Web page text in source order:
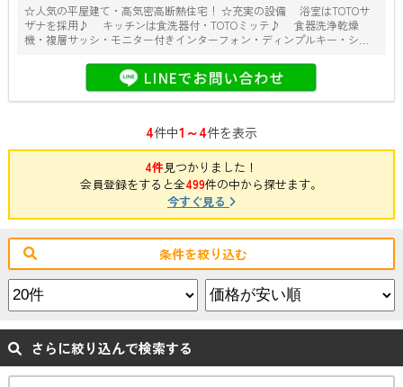
☆人気の平屋建て・高気密高断熱住宅！ ☆充実の設備 浴室はTOTOサ
ザナを採用♪ キッチンは食洗器付・TOTOミッテ♪ 食器洗浄乾燥
機・複層サッシ・モニター付きインターフォン・ディンプルキー・シャ
4件中1～4件を表示
4件見つかりました！
会員登録をすると全499件の中から探せます。
今すぐ見る
条件を絞り込む
さらに絞り込んで検索する